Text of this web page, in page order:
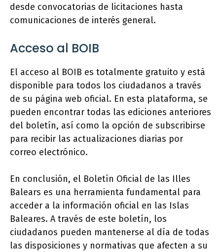
desde convocatorias de licitaciones hasta
comunicaciones de interés general.
Acceso al BOIB
El acceso al BOIB es totalmente gratuito y está
disponible para todos los ciudadanos a través
de su página web oficial. En esta plataforma, se
pueden encontrar todas las ediciones anteriores
del boletín, así como la opción de subscribirse
para recibir las actualizaciones diarias por
correo electrónico.
En conclusión, el Boletín Oficial de las Illes
Balears es una herramienta fundamental para
acceder a la información oficial en las Islas
Baleares. A través de este boletín, los
ciudadanos pueden mantenerse al día de todas
las disposiciones y normativas que afecten a su